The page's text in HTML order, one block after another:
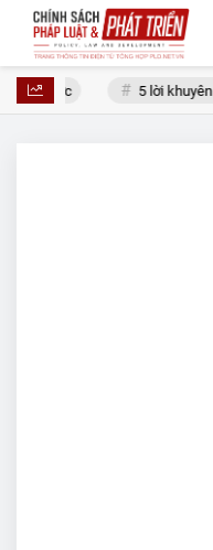
trước 5 lời khuyên